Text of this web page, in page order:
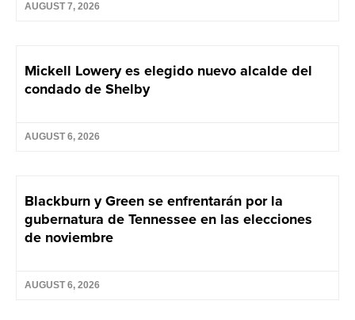
AUGUST 7, 2026
Mickell Lowery es elegido nuevo alcalde del
condado de Shelby
AUGUST 6, 2026
Blackburn y Green se enfrentarán por la
gubernatura de Tennessee en las elecciones
de noviembre
AUGUST 6, 2026